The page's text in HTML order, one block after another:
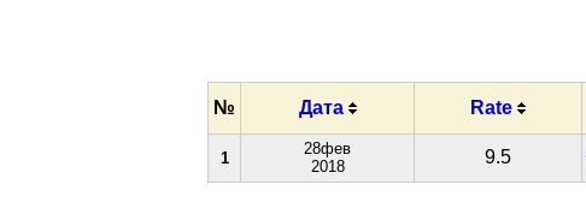
№ Дата Rate
1
28фев
2018
9.5